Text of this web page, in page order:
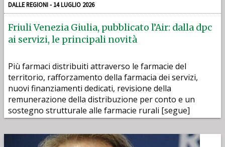
DALLE REGIONI - 14 LUGLIO 2026
Friuli Venezia Giulia, pubblicato l’Air: dalla dpc
ai servizi, le principali novità
Più farmaci distribuiti attraverso le farmacie del
territorio, rafforzamento della farmacia dei servizi,
nuovi finanziamenti dedicati, revisione della
remunerazione della distribuzione per conto e un
sostegno strutturale alle farmacie rurali [segue]